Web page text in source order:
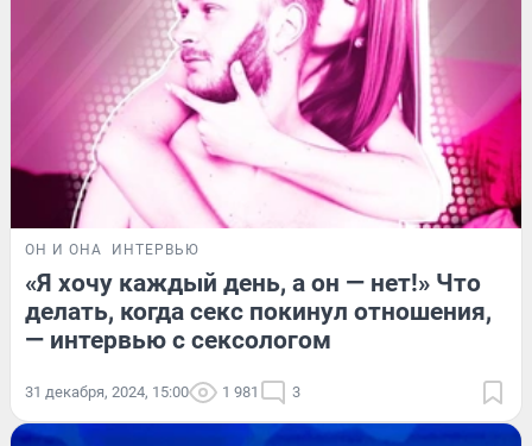
ОН И ОНА ИНТЕРВЬЮ
«Я хочу каждый день, а он — нет!» Что
делать, когда секс покинул отношения,
— интервью с сексологом
31 декабря, 2024, 15:00 1 981 3